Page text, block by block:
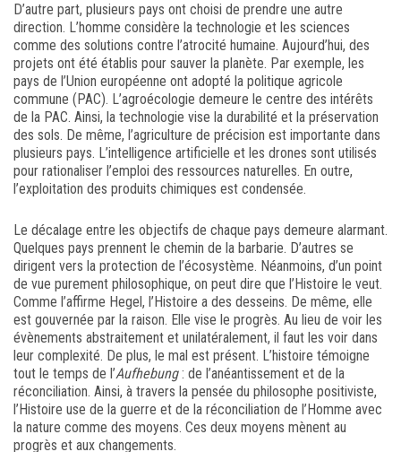
D’autre part, plusieurs pays ont choisi de prendre une autre
direction. L’homme considère la technologie et les sciences
comme des solutions contre l’atrocité humaine. Aujourd’hui, des
projets ont été établis pour sauver la planète. Par exemple, les
pays de l’Union européenne ont adopté la politique agricole
commune (PAC). L’agroécologie demeure le centre des intérêts
de la PAC. Ainsi, la technologie vise la durabilité et la préservation
des sols. De même, l’agriculture de précision est importante dans
plusieurs pays. L’intelligence artificielle et les drones sont utilisés
pour rationaliser l’emploi des ressources naturelles. En outre,
l’exploitation des produits chimiques est condensée.
Le décalage entre les objectifs de chaque pays demeure alarmant.
Quelques pays prennent le chemin de la barbarie. D’autres se
dirigent vers la protection de l’écosystème. Néanmoins, d’un point
de vue purement philosophique, on peut dire que l’Histoire le veut.
Comme l’affirme Hegel, l’Histoire a des desseins. De même, elle
est gouvernée par la raison. Elle vise le progrès. Au lieu de voir les
évènements abstraitement et unilatéralement, il faut les voir dans
leur complexité. De plus, le mal est présent. L’histoire témoigne
tout le temps de l’Aufhebung: de l’anéantissement et de la
réconciliation. Ainsi, à travers la pensée du philosophe positiviste,
l’Histoire use de la guerre et de la réconciliation de l’Homme avec
la nature comme des moyens. Ces deux moyens mènent au
progrès et aux changements.